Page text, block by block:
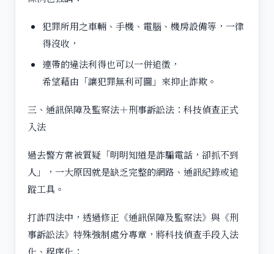
犯罪所用之車輛、手機、電腦、機房設備等，一律
得沒收，
連帶的違法利得也可以一併追徵，
希望藉由「讓犯罪無利可圖」來抑止詐欺。
三、通訊保障及監察法＋刑事訴訟法：科技偵查正式
入法
過去警方常被質疑「明明知道是詐騙電話，卻抓不到
人」，一大原因就是缺乏完整的網路、通訊紀錄或追
蹤工具。
打詐四法中，透過修正《通訊保障及監察法》與《刑
事訴訟法》特殊強制處分專章，將科技偵查手段入法
化、程序化：